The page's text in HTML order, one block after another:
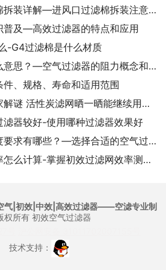
烤漆房进风口过滤棉拆装详解—进风口过滤棉拆装注意事项
普及—高效过滤器的特点和应用
-G4过滤棉是什么材质
过滤器的阻力是什么意思？—空气过滤器的阻力概念和作用解释
、规格、寿命和适用范围
成都活性炭滤网厂家解谜 活性炭滤网晒一晒能继续用吗？
滤器较好-使用哪种过滤器效果好
空气过滤器过滤精度要求有哪些？—选择合适的空气过滤器
初效过滤器过滤效率怎么计算-掌握初效过滤网效率测算方法
气|初效|中效|高效过滤器——空滤专业制
权所有 初效空气过滤器
技术支持：